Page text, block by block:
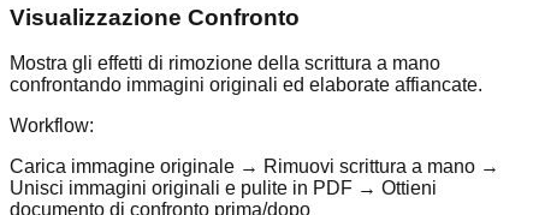
Visualizzazione Confronto
Mostra gli effetti di rimozione della scrittura a mano
confrontando immagini originali ed elaborate affiancate.
Workflow:
Carica immagine originale → Rimuovi scrittura a mano →
Unisci immagini originali e pulite in PDF → Ottieni
documento di confronto prima/dopo